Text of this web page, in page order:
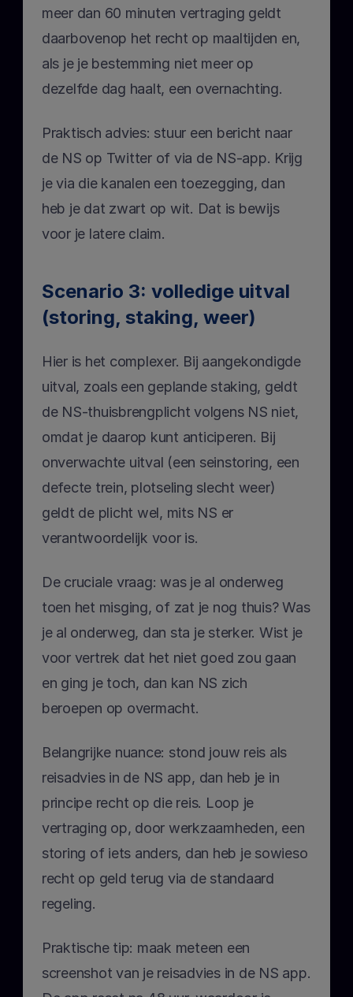
meer dan 60 minuten vertraging geldt
daarbovenop het recht op maaltijden en,
als je je bestemming niet meer op
dezelfde dag haalt, een overnachting.
Praktisch advies: stuur een bericht naar
de NS op Twitter of via de NS-app. Krijg
je via die kanalen een toezegging, dan
heb je dat zwart op wit. Dat is bewijs
voor je latere claim.
Scenario 3: volledige uitval
(storing, staking, weer)
Hier is het complexer. Bij aangekondigde
uitval, zoals een geplande staking, geldt
de NS-thuisbrengplicht volgens NS niet,
omdat je daarop kunt anticiperen. Bij
onverwachte uitval (een seinstoring, een
defecte trein, plotseling slecht weer)
geldt de plicht wel, mits NS er
verantwoordelijk voor is.
De cruciale vraag: was je al onderweg
toen het misging, of zat je nog thuis? Was
je al onderweg, dan sta je sterker. Wist je
voor vertrek dat het niet goed zou gaan
en ging je toch, dan kan NS zich
beroepen op overmacht.
Belangrijke nuance: stond jouw reis als
reisadvies in de NS app, dan heb je in
principe recht op die reis. Loop je
vertraging op, door werkzaamheden, een
storing of iets anders, dan heb je sowieso
recht op geld terug via de standaard
regeling.
Praktische tip: maak meteen een
screenshot van je reisadvies in de NS app.